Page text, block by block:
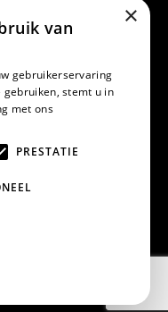
×
van
gebruikerservaring
stemt u in
met ons
PRESTATIE